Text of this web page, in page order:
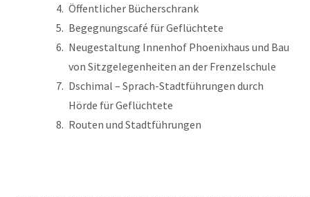
Öffentlicher Bücherschrank
Begegnungscafé für Geflüchtete
Neugestaltung Innenhof Phoenixhaus und Bau
von Sitzgelegenheiten an der Frenzelschule
Dschimal – Sprach-Stadtführungen durch
Hörde für Geflüchtete
Routen und Stadtführungen